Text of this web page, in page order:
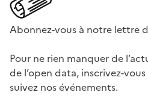
Abonnez-vous à notre lettre
Pour ne rien manquer de
de l’open data, inscrivez-
suivez nos événements.